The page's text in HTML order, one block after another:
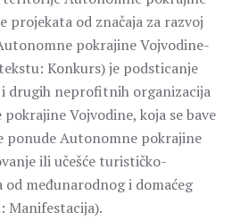
projekata od značaja za razvoj
pokrajine Vojvodine-
Konkurs) je podsticanje
drugih neprofitnih organizacija
Vojvodine, koja se bave
ponude Autonomne pokrajine
ili učešće turističko-
međunarodnog i domaćeg
Manifestacija).